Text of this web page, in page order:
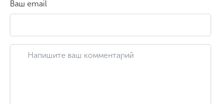
Ваш email